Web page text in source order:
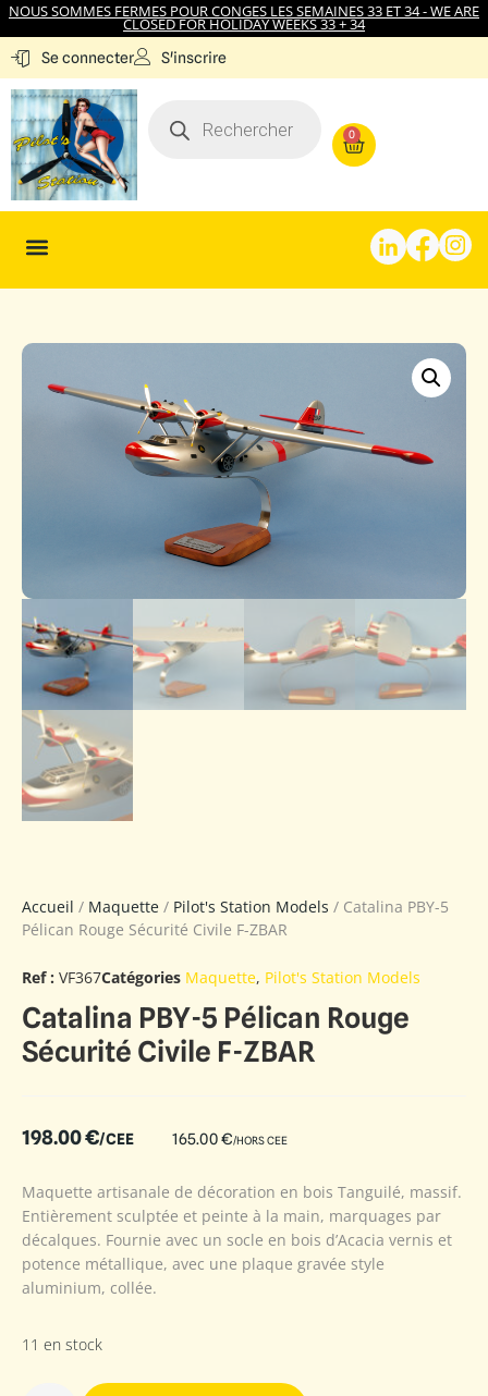
NOUS SOMMES FERMES POUR CONGES LES SEMAINES 33 ET 34 - WE ARE
CLOSED FOR HOLIDAY WEEKS 33 + 34
Se connecter S'inscrire
0
Accueil / Maquette / Pilot's Station Models / Catalina PBY-5
Pélican Rouge Sécurité Civile F-ZBAR
Ref : VF367Catégories Maquette, Pilot's Station Models
Catalina PBY-5 Pélican Rouge
Sécurité Civile F-ZBAR
198.00€/CEE 165.00€/HORS CEE
Maquette artisanale de décoration en bois Tanguilé, massif.
Entièrement sculptée et peinte à la main, marquages par
décalques. Fournie avec un socle en bois d’Acacia vernis et
potence métallique, avec une plaque gravée style
aluminium, collée.
11 en stock